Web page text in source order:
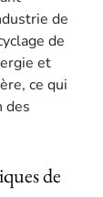
de
de
et
ce qui
des
de